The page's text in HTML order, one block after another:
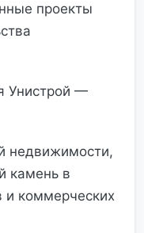
проекты
Унистрой —
недвижимости,
камень в
и коммерческих